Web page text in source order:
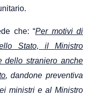
che: “Per motivi di
Stato, il Ministro
dello straniero anche
, dandone preventiva
ministri e al Ministro